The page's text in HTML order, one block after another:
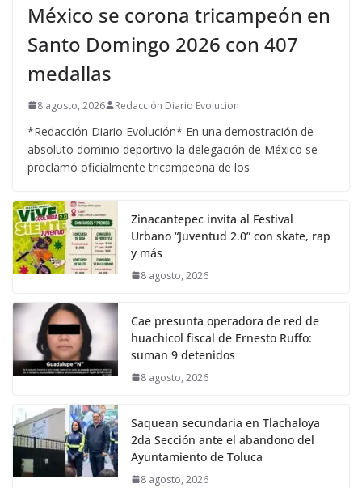
México se corona tricampeón en
Santo Domingo 2026 con 407
medallas
8 agosto, 2026 Redacción Diario Evolucion
*Redacción Diario Evolución* En una demostración de
absoluto dominio deportivo la delegación de México se
proclamó oficialmente tricampeona de los
Zinacantepec invita al Festival
Urbano “Juventud 2.0” con skate, rap
y más
8 agosto, 2026
Cae presunta operadora de red de
huachicol fiscal de Ernesto Ruffo:
suman 9 detenidos
8 agosto, 2026
Saquean secundaria en Tlachaloya
2da Sección ante el abandono del
Ayuntamiento de Toluca
8 agosto, 2026